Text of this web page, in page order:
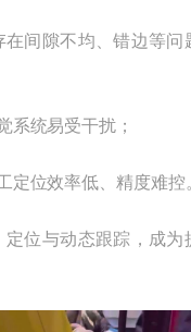
间隙不均、错边等问
系统易受干扰；
定位效率低、精度难控
位与动态跟踪，成为